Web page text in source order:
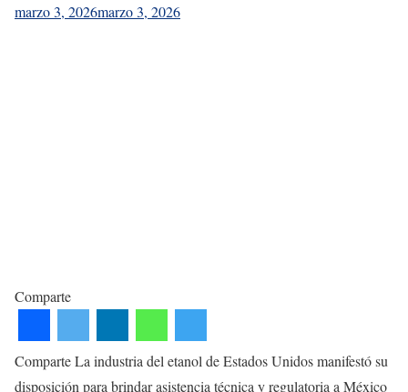
marzo 3, 2026marzo 3, 2026
Comparte
Comparte La industria del etanol de Estados Unidos manifestó su
disposición para brindar asistencia técnica y regulatoria a México